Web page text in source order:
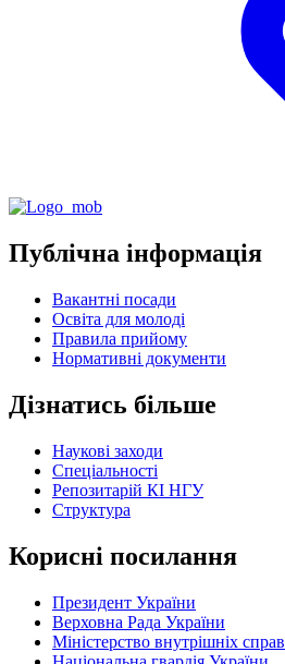
Публічна інформація
Вакантні посади
Освіта для молоді
Правила прийому
Нормативні документи
Дізнатись більше
Наукові заходи
Спеціальності
Репозитарій КІ НГУ
Структура
Корисні посилання
Президент України
Верховна Рада України
Міністерство внутрішніх справ